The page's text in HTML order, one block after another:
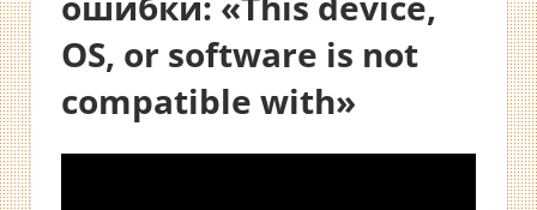
OS, or software is not
compatible with»